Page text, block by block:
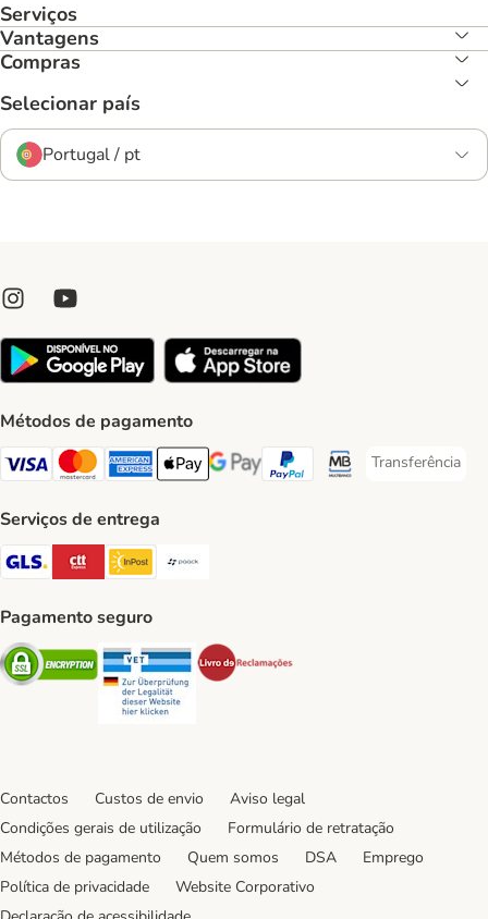
Serviços
Vantagens
Compras
Selecionar país
Portugal / pt
Métodos de pagamento
Visa Payment Method
Mastercard Payment Method
American Express Payment Method
Apple Pay Payment Method
Google Pay Payment Method
PayPal Payment Method
Multibanco Payment
Transferência
Transferência
Serviços de entrega
GLS Shipping Method
CTTExpress Shipping Method
InPost Shipping Method
Pagamento seguro
Security Security
Contactos Custos de envio
Aviso legal
Condições gerais de utilização
Formulário de retratação
Métodos de pagamento
Quem somos DSA
Emprego
Política de privacidade
Website Corporativo